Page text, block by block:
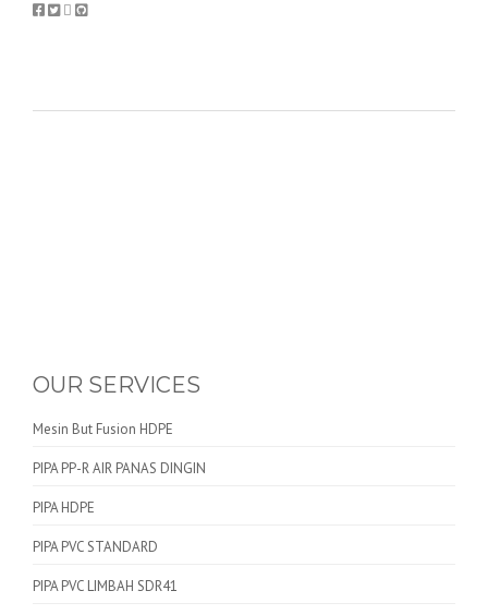
OUR SERVICES
Mesin But Fusion HDPE
PIPA PP-R AIR PANAS DINGIN
PIPA HDPE
PIPA PVC STANDARD
PIPA PVC LIMBAH SDR41